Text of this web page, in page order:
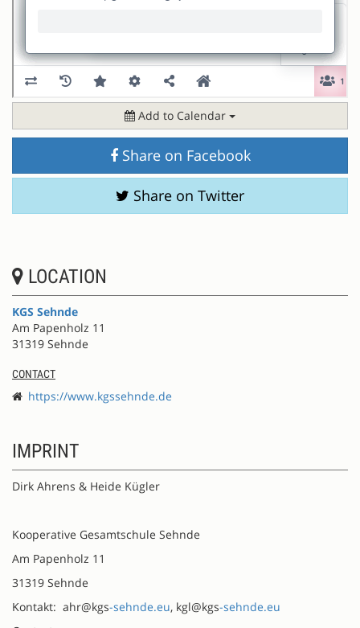
Add to Calendar
Share on Facebook
Share on Twitter
LOCATION
KGS Sehnde
Am Papenholz 11
31319 Sehnde
CONTACT
https://www.kgssehnde.de
IMPRINT
Dirk Ahrens & Heide Kügler
Kooperative Gesamtschule Sehnde
Am Papenholz 11
31319 Sehnde
Kontakt: ahr@kgs-sehnde.eu, kgl@kgs-sehnde.eu